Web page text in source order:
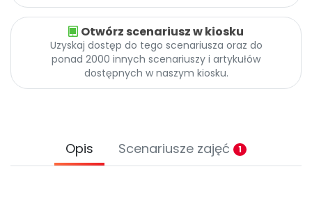
Otwórz scenariusz w kiosku
Uzyskaj dostęp do tego scenariusza oraz do
ponad 2000 innych scenariuszy i artykułów
dostępnych w naszym kiosku.
Opis Scenariusze zajęć 1